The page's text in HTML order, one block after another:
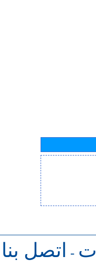
-
اتصل بنا